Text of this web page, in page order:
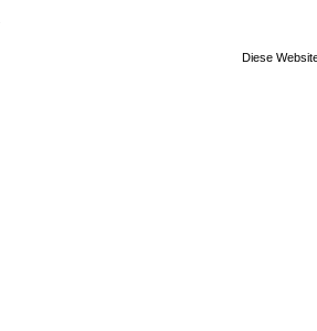
Diese